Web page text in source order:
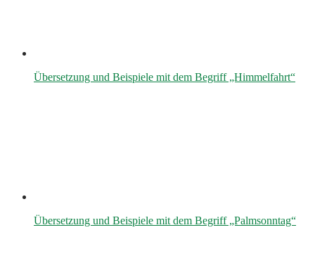
Übersetzung und Beispiele mit dem Begriff „Himmelfahrt“
Übersetzung und Beispiele mit dem Begriff „Palmsonntag“